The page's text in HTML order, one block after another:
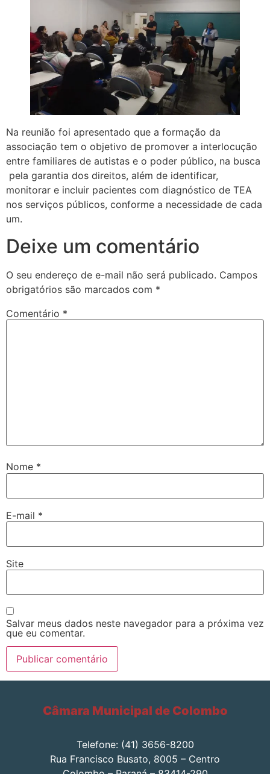
Na reunião foi apresentado que a formação da
associação tem o objetivo de promover a interlocução
entre familiares de autistas e o poder público, na busca
pela garantia dos direitos, além de identificar,
monitorar e incluir pacientes com diagnóstico de TEA
nos serviços públicos, conforme a necessidade de cada
um.
Deixe um comentário
O seu endereço de e-mail não será publicado. Campos
obrigatórios são marcados com *
Comentário *
Nome *
E-mail *
Site
Salvar meus dados neste navegador para a próxima vez
que eu comentar.
Câmara Municipal de Colombo
Telefone: (41) 3656-8200
Rua Francisco Busato, 8005 – Centro